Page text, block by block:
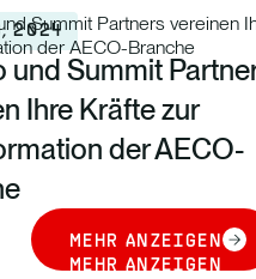
2024
und Summit
Ihre Kräfte zur
der AECO-
MEHR ANZEIGEN
MEHR ANZEIGEN